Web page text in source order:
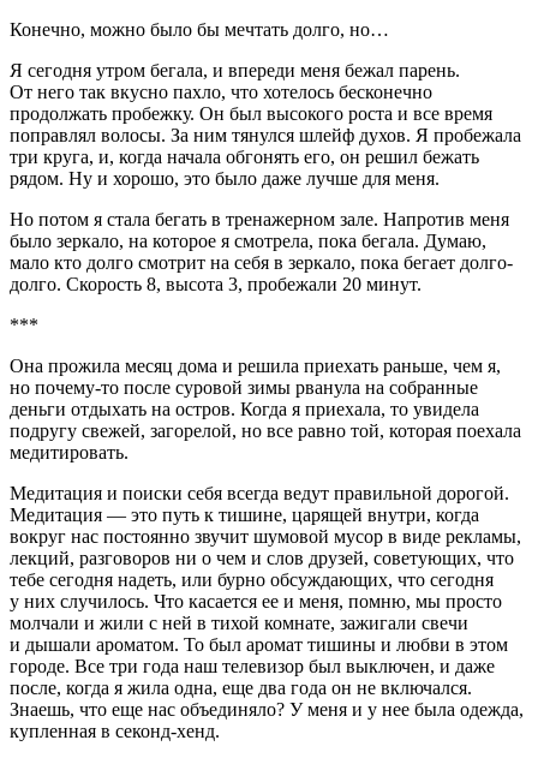
Конечно, можно было бы мечтать долго, но…
Я сегодня утром бегала, и впереди меня бежал парень.
От него так вкусно пахло, что хотелось бесконечно
продолжать пробежку. Он был высокого роста и все время
поправлял волосы. За ним тянулся шлейф духов. Я пробежала
три круга, и, когда начала обгонять его, он решил бежать
рядом. Ну и хорошо, это было даже лучше для меня.
Но потом я стала бегать в тренажерном зале. Напротив меня
было зеркало, на которое я смотрела, пока бегала. Думаю,
мало кто долго смотрит на себя в зеркало, пока бегает долго-
долго. Скорость 8, высота 3, пробежали 20 минут.
***
Она прожила месяц дома и решила приехать раньше, чем я,
но почему-то после суровой зимы рванула на собранные
деньги отдыхать на остров. Когда я приехала, то увидела
подругу свежей, загорелой, но все равно той, которая поехала
медитировать.
Медитация и поиски себя всегда ведут правильной дорогой.
Медитация — это путь к тишине, царящей внутри, когда
вокруг нас постоянно звучит шумовой мусор в виде рекламы,
лекций, разговоров ни о чем и слов друзей, советующих, что
тебе сегодня надеть, или бурно обсуждающих, что сегодня
у них случилось. Что касается ее и меня, помню, мы просто
молчали и жили с ней в тихой комнате, зажигали свечи
и дышали ароматом. То был аромат тишины и любви в этом
городе. Все три года наш телевизор был выключен, и даже
после, когда я жила одна, еще два года он не включался.
Знаешь, что еще нас объединяло? У меня и у нее была одежда,
купленная в секонд-хенд.